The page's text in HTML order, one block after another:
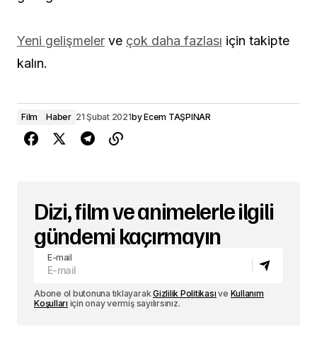
Yeni gelişmeler ve çok daha fazlası için takipte
kalın.
Film Haber 21 Şubat 2021byEcem TAŞPINAR
Dizi, film ve animelerle ilgili
gündemi kaçırmayın
E-mail
Abone ol butonuna tıklayarakGizlilik Politikası ve Kullanım
Koşulları için onay vermiş sayılırsınız.